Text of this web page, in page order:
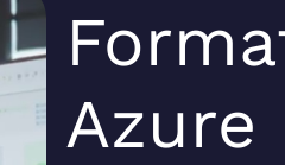
Azure